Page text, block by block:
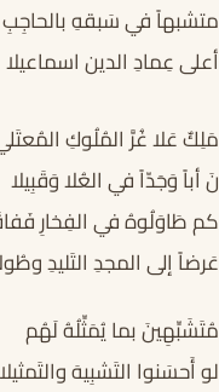
متشبهاً في سَبقهِ
أعلى عِمادِ الدين اسماعيلا
مَلِكٌ عَلا غُرَّ المُلُوكِ
نَ أباً وَجَدّاً في العُلا وَقَبِيلا
كم طَاوَلُوهُ في الفِخارِ
عَرضاً إلى المجدِ التَليدِ
مُتَشَبِّهِينَ بما يُمَثِّلُهُ لَهُم
لو أَحسَنوا التَشبِيهَ والتَمثيلا